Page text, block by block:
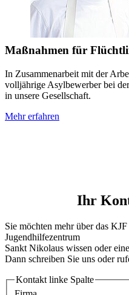
Maßnahmen für
In Zusammenarbeit mit der
volljährige Asylbewerber bei
in unsere Gesellschaft.
Mehr erfahren
Ihr
Sie möchten mehr über das
Jugendhilfezentrum
Sankt Nikolaus wissen oder
Dann schreiben Sie uns oder
Kontakt linke Spalte